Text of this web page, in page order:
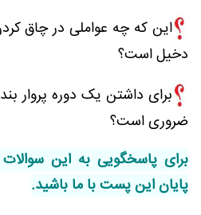
این که چه عواملی در چاق
دخیل است؟
برای داشتن یک دوره پروار
ضروری است؟
برای پاسخگویی به این
پایان این پست با ما باشید.